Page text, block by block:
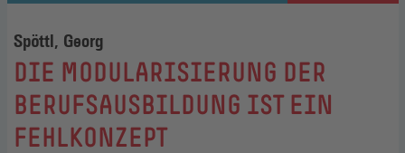
Spöttl, Georg
:
DIE MODULARISIERUNG DER
BERUFSAUSBILDUNG IST EIN
FEHLKONZEPT